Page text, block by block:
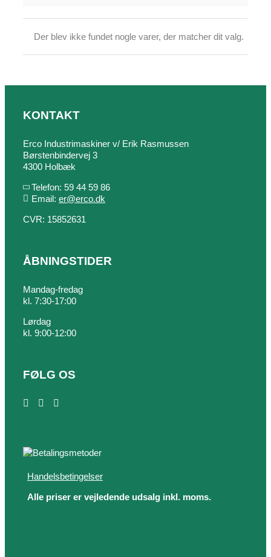
Der blev ikke fundet nogle varer, der matcher dit valg.
KONTAKT
Erco Industrimaskiner v/ Erik Rasmussen
Børstenbindervej 3
4300 Holbæk
Telefon: 59 44 59 86
Email: er@erco.dk
CVR: 15852631
ÅBNINGSTIDER
Mandag-fredag
kl. 7:30-17:00
Lørdag
kl. 9:00-12:00
FØLG OS
Handelsbetingelser
Alle priser er vejledende udsalg inkl. moms.